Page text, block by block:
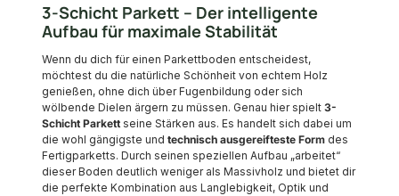
3-Schicht Parkett – Der intelligente
Aufbau für maximale Stabilität
Wenn du dich für einen Parkettboden entscheidest,
möchtest du die natürliche Schönheit von echtem Holz
genießen, ohne dich über Fugenbildung oder sich
wölbende Dielen ärgern zu müssen. Genau hier spielt 3-
Schicht Parkett seine Stärken aus. Es handelt sich dabei um
die wohl gängigste und technisch ausgereifteste Form des
Fertigparketts. Durch seinen speziellen Aufbau „arbeitet“
dieser Boden deutlich weniger als Massivholz und bietet dir
die perfekte Kombination aus Langlebigkeit, Optik und